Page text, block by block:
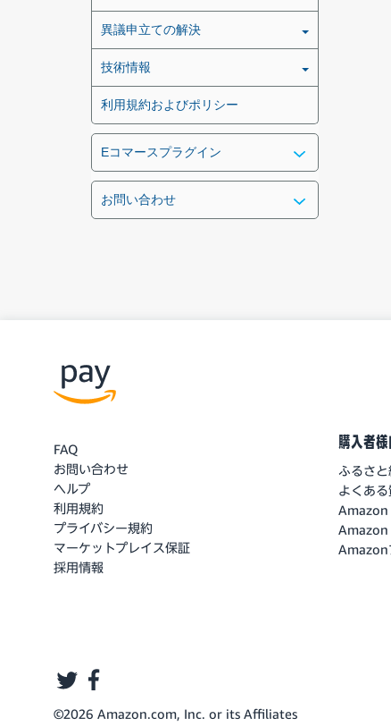
異議申立ての解決
技術情報
利用規約およびポリシー
Eコマースプラグイン
お問い合わせ
FAQ
お問い合わせ
ヘルプ
利用規約
プライバシー規約
マーケットプレイス保証
採用情報
購入者様
ふるさと
よくある
Amazon
Amazon
Amazon
twitterfacebook
©2026 Amazon.com, Inc. or its Affiliates